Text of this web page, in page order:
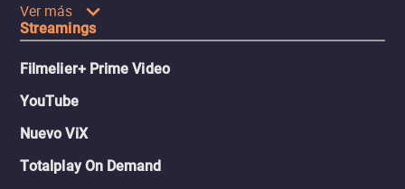
Ver más
Streamings
Filmelier+ Prime Video
YouTube
Nuevo ViX
Totalplay On Demand